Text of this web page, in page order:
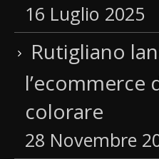
16 Luglio 2025
Rutigliano
l’ecommerce
colorare
28 Novembre